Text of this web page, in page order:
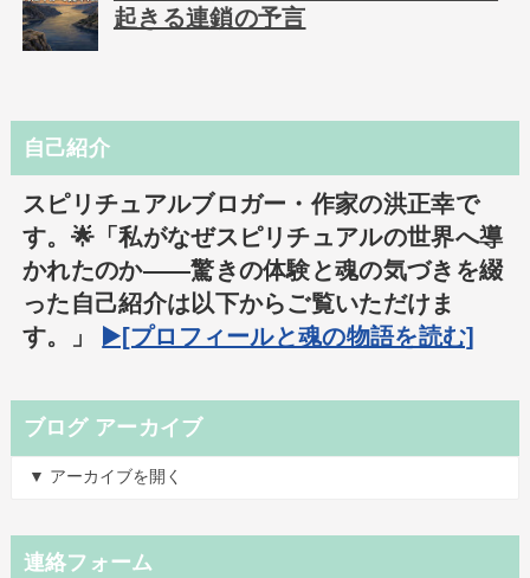
起きる連鎖の予言
自己紹介
スピリチュアルブロガー・作家の洪正幸で
す。🌟「私がなぜスピリチュアルの世界へ導
かれたのか――驚きの体験と魂の気づきを綴
った自己紹介は以下からご覧いただけま
す。」
▶️[プロフィールと魂の物語を読む]
ブログ アーカイブ
▼ アーカイブを開く
連絡フォーム